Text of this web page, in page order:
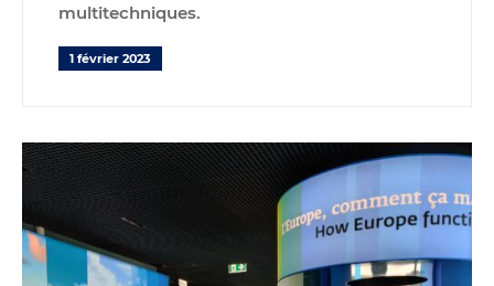
multitechniques.
1 février 2023